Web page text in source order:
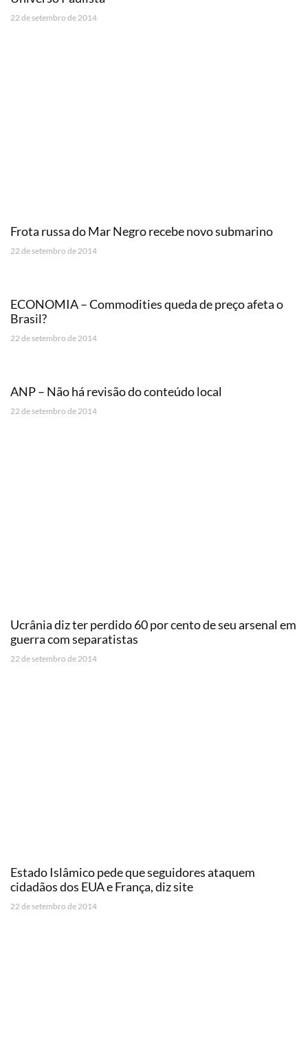
22 de setembro de 2014
Frota russa do Mar Negro recebe novo submarino
22 de setembro de 2014
ECONOMIA – Commodities queda de preço afeta o
Brasil?
22 de setembro de 2014
ANP – Não há revisão do conteúdo local
22 de setembro de 2014
Ucrânia diz ter perdido 60 por cento de seu arsenal em
guerra com separatistas
22 de setembro de 2014
Estado Islâmico pede que seguidores ataquem
cidadãos dos EUA e França, diz site
22 de setembro de 2014